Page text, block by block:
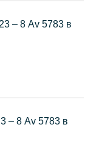
– 8 Av 5783 в
– 8 Av 5783 в